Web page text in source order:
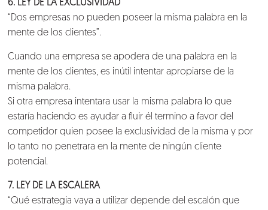
6. LEY DE LA EXCLUSIVIDAD
“Dos empresas no pueden poseer la misma palabra en la
mente de los clientes”.
Cuando una empresa se apodera de una palabra en la
mente de los clientes, es inútil intentar apropiarse de la
misma palabra.
Si otra empresa intentara usar la misma palabra lo que
estaría haciendo es ayudar a fluir él termino a favor del
competidor quien posee la exclusividad de la misma y por
lo tanto no penetrara en la mente de ningún cliente
potencial.
7. LEY DE LA ESCALERA
“Qué estrategia vaya a utilizar depende del escalón que